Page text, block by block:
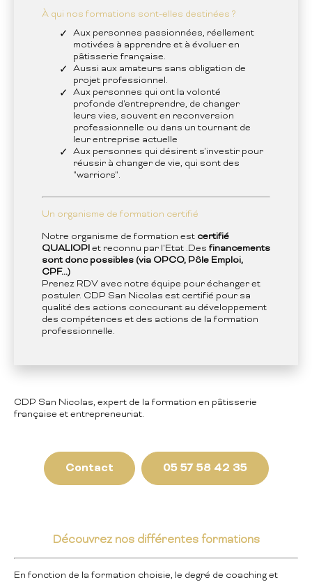
À qui nos formations sont-elles destinées ?
Aux personnes passionnées, réellement
motivées à apprendre et à évoluer en
pâtisserie française.
Aussi aux amateurs sans obligation de
projet professionnel.
Aux personnes qui ont la volonté
profonde d'entreprendre, de changer
leurs vies, souvent en reconversion
professionnelle ou dans un tournant de
leur entreprise actuelle
Aux personnes qui désirent s'investir pour
réussir à changer de vie, qui sont des
"warriors".
Un organisme de formation certifié
Notre organisme de formation est certifié
QUALIOPIet reconnu par l'Etat .Des financements
sont donc possibles (via OPCO, Pôle Emploi,
CPF...)
Prenez RDV avec notre équipe pour échanger et
postuler. CDP San Nicolas est certifié pour sa
qualité des actions concourant au développement
des compétences et des actions de la formation
professionnelle.
CDP San Nicolas, expert de la formation en pâtisserie
française et entrepreneuriat.
Contact 05 57 58 42 35
Découvrez nos différentes formations
En fonction de la formation choisie, le degré de coaching et